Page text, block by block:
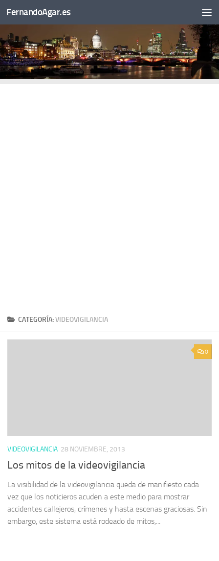
Saltar al contenido
FernandoAgar.es
CATEGORÍA:VIDEOVIGILANCIA
0
VIDEOVIGILANCIA 28 NOVIEMBRE, 2013
Los mitos de la videovigilancia
La visibilidad de la videovigilancia queda de manifiesto cada
vez que los noticieros acuden a este medio para mostrar
accidentes callejeros, crímenes y hasta escenas graciosas. Sin
embargo, este sistema está rodeado de mitos,...